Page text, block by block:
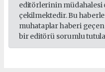
editörlerinin müdahalesi
çekilmektedir. Bu
muhataplar haberi
bir editörü sorumlu